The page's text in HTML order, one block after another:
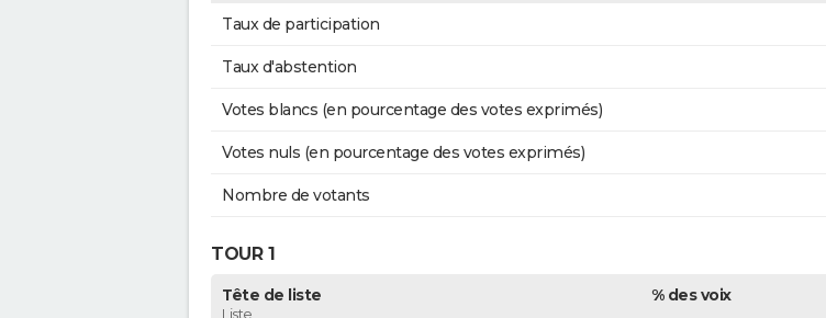
Taux de participation
Taux d'abstention
Votes blancs (en pourcentage des votes exprimés)
Votes nuls (en pourcentage des votes exprimés)
Nombre de votants
TOUR 1
Tête de liste
Liste
% des voix